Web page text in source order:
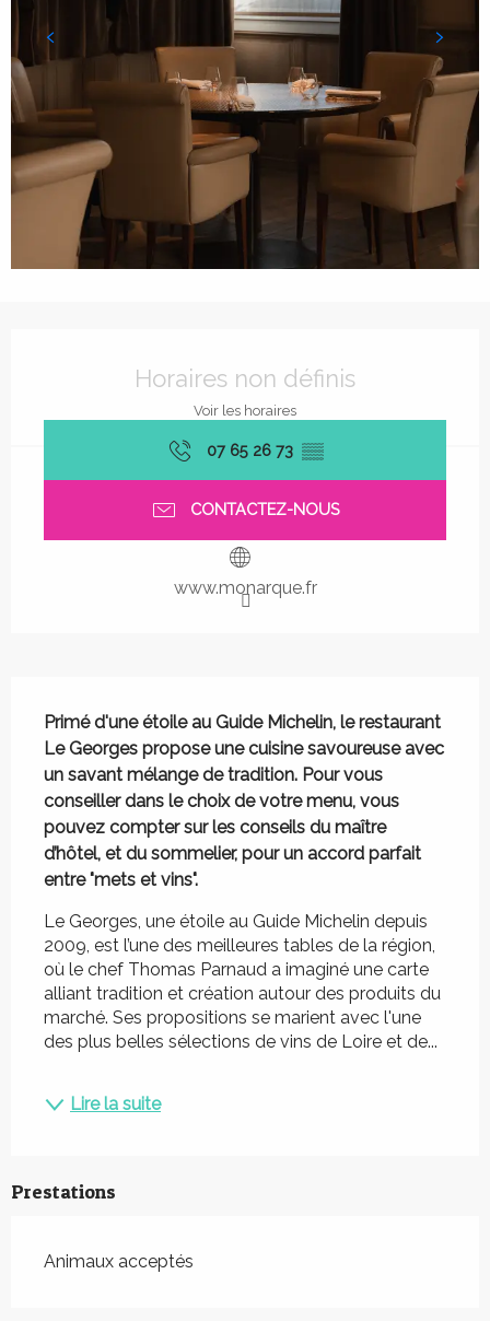
Horaires non définis
Voir les horaires
07 65 26 73 ▒▒
CONTACTEZ-NOUS
www.monarque.fr
Primé d'une étoile au Guide Michelin, le restaurant
Le Georges propose une cuisine savoureuse avec
un savant mélange de tradition. Pour vous
conseiller dans le choix de votre menu, vous
pouvez compter sur les conseils du maître
d’hôtel, et du sommelier, pour un accord parfait
entre "mets et vins".
Le Georges, une étoile au Guide Michelin depuis
2009, est l’une des meilleures tables de la région,
où le chef Thomas Parnaud a imaginé une carte
alliant tradition et création autour des produits du
marché. Ses propositions se marient avec l'une
des plus belles sélections de vins de Loire et de...
Lire la suite
Prestations
Animaux acceptés